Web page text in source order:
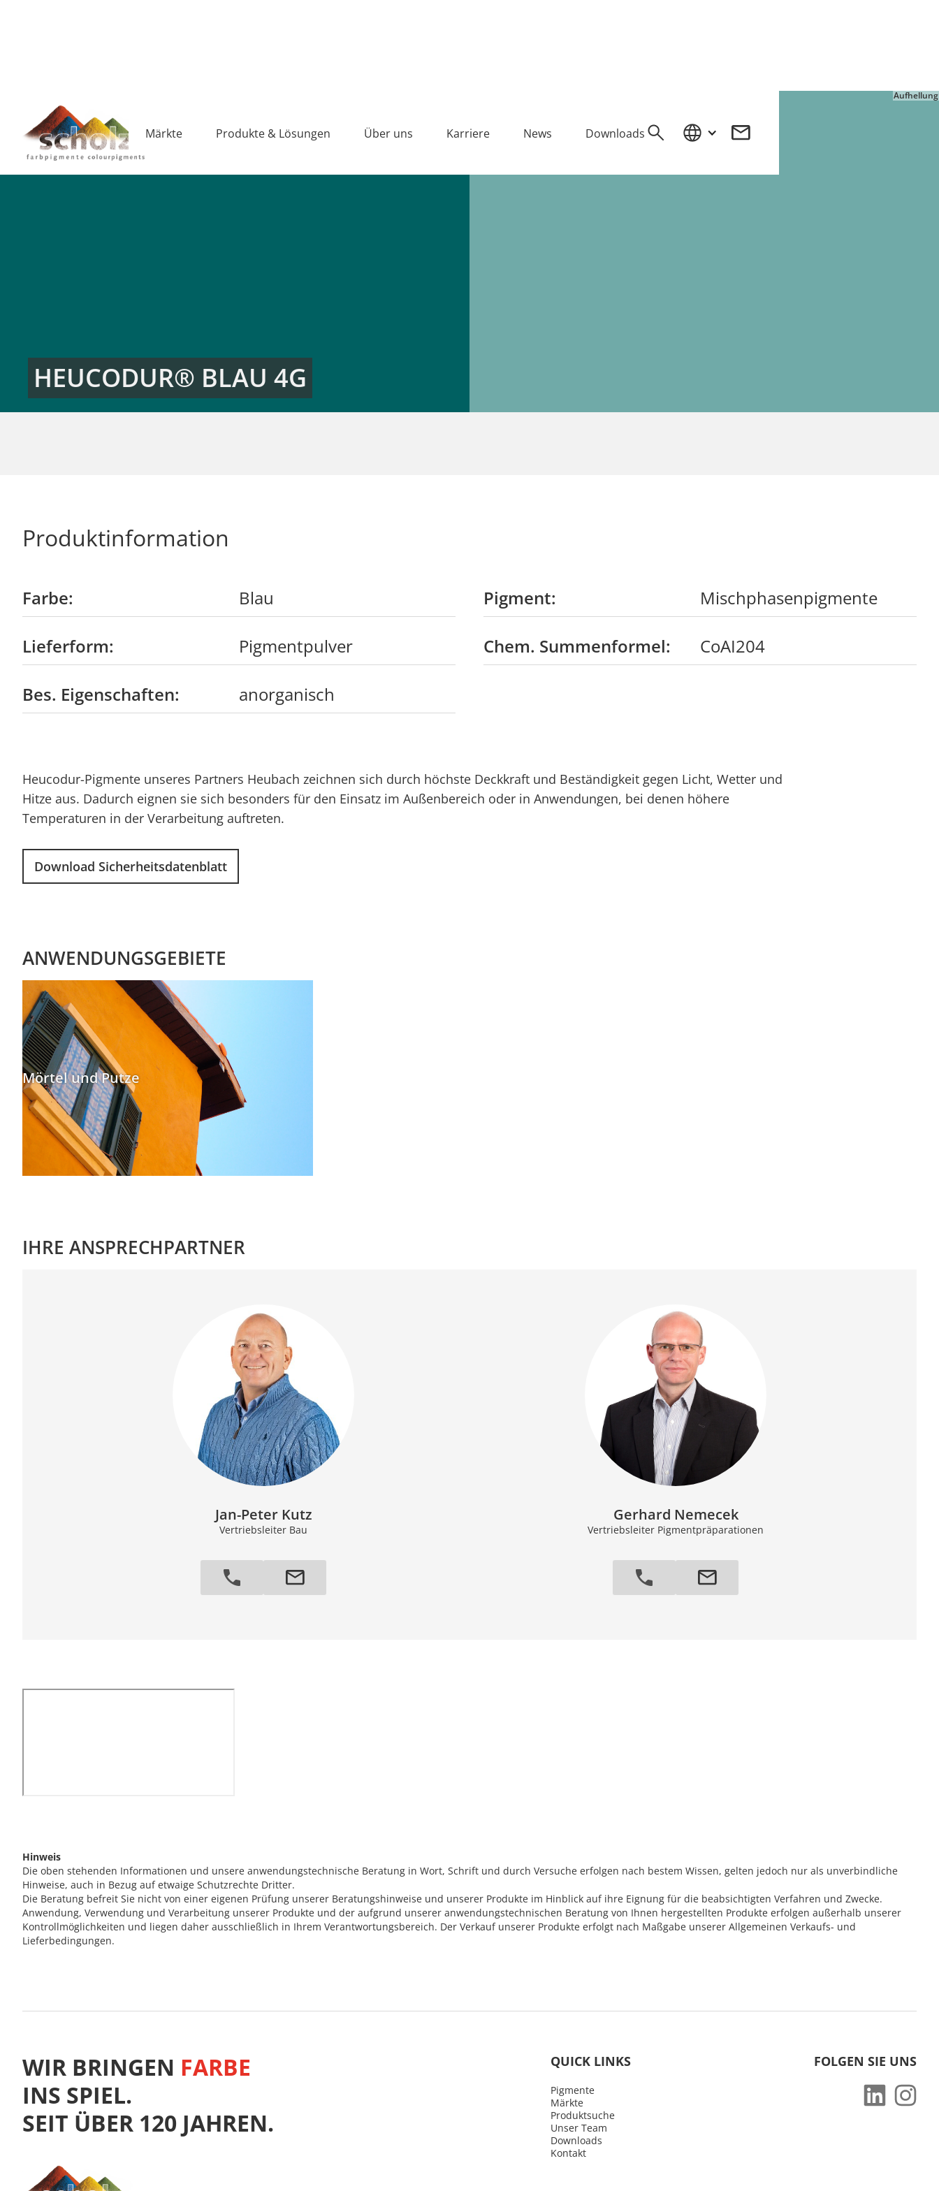
Märkte Produkte & Lösungen Über uns Karriere News Downloads
Aufhellung
HEUCODUR® BLAU 4G
Produktinformation
Farbe: Blau Pigment: Mischphasenpigmente
Lieferform: Pigmentpulver Chem. Summenformel: CoAI204
Bes. Eigenschaften: anorganisch
Heucodur-Pigmente unseres Partners Heubach zeichnen sich durch höchste Deckkraft und Beständigkeit gegen Licht, Wetter und
Hitze aus. Dadurch eignen sie sich besonders für den Einsatz im Außenbereich oder in Anwendungen, bei denen höhere
Temperaturen in der Verarbeitung auftreten.
Download Sicherheitsdatenblatt
ANWENDUNGSGEBIETE
Mörtel und Putze
IHRE ANSPRECHPARTNER
Jan-Peter Kutz
Vertriebsleiter Bau
Gerhard Nemecek
Vertriebsleiter Pigmentpräparationen
Hinweis
Die oben stehenden Informationen und unsere anwendungstechnische Beratung in Wort, Schrift und durch Versuche erfolgen nach bestem Wissen, gelten jedoch nur als unverbindliche
Hinweise, auch in Bezug auf etwaige Schutzrechte Dritter.
Die Beratung befreit Sie nicht von einer eigenen Prüfung unserer Beratungshinweise und unserer Produkte im Hinblick auf ihre Eignung für die beabsichtigten Verfahren und Zwecke.
Anwendung, Verwendung und Verarbeitung unserer Produkte und der aufgrund unserer anwendungstechnischen Beratung von Ihnen hergestellten Produkte erfolgen außerhalb unserer
Kontrollmöglichkeiten und liegen daher ausschließlich in Ihrem Verantwortungsbereich. Der Verkauf unserer Produkte erfolgt nach Maßgabe unserer Allgemeinen Verkaufs- und
Lieferbedingungen.
WIR BRINGEN FARBE
INS SPIEL.
SEIT ÜBER 120 JAHREN.
QUICK LINKS
Pigmente
Märkte
Produktsuche
Unser Team
Downloads
Kontakt
FOLGEN SIE UNS